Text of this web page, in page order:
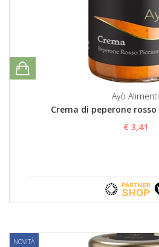
Ayò Alimenti
Crema di peperone
€ 3,41
NOVITÀ